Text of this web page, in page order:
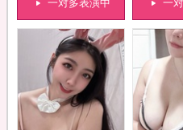
一对多表演中 一